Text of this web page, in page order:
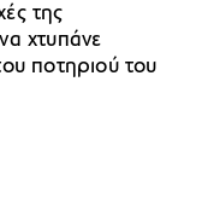
της
χτυπάνε
ποτηριού του